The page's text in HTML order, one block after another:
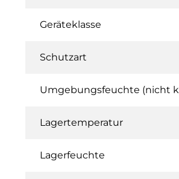
Geräteklasse
Schutzart
Umgebungsfeuchte (nicht
Lagertemperatur
Lagerfeuchte